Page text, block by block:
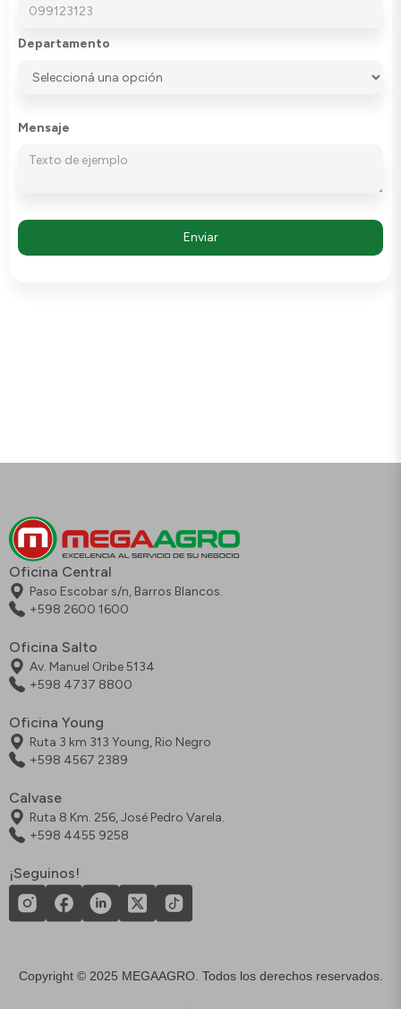
Departamento
Mensaje
Oficina Central
Paso Escobar s/n, Barros Blancos.
+598 2600 1600
Oficina Salto
Av. Manuel Oribe 5134
+598 4737 8800
Oficina Young
Ruta 3 km 313 Young, Rio Negro
+598 4567 2389
Calvase
Ruta 8 Km. 256, José Pedro Varela.
+598 4455 9258
¡Seguinos!
Copyright © 2025 MEGAAGRO. Todos los derechos reservados.